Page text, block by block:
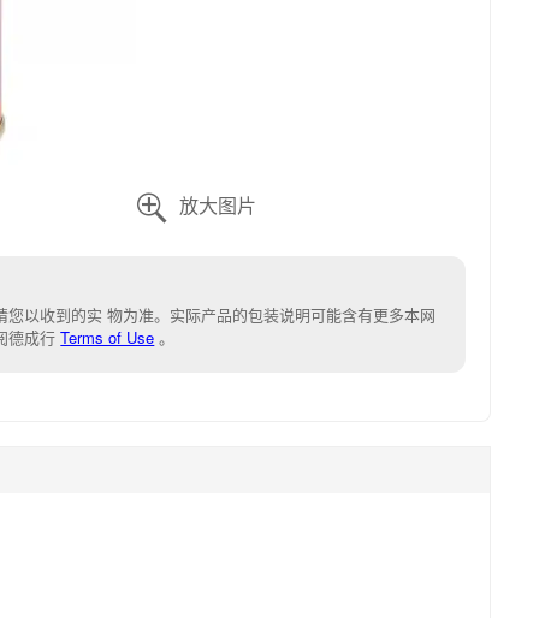

以收到的实 物为准。实际产品的包装说明可能含有更多本网
德成行Terms of Use 。